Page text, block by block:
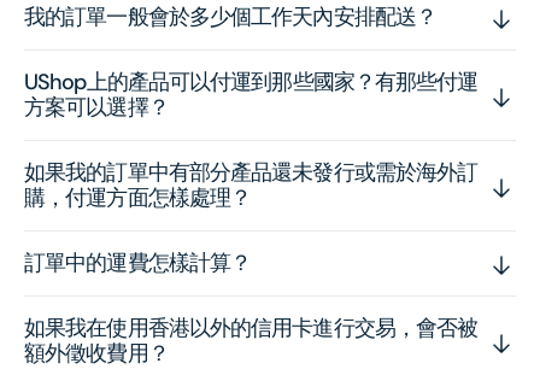
我的訂單一般會於多少個工作天內安排配送？
UShop上的產品可以付運到那些國家？有那些付運
方案可以選擇？
如果我的訂單中有部分產品還未發行或需於海外訂
購，付運方面怎樣處理？
訂單中的運費怎樣計算？
如果我在使用香港以外的信用卡進行交易，會否被
額外徵收費用？